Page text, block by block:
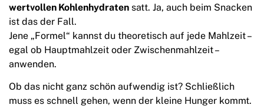
wertvollen Kohlenhydraten satt. Ja, auch beim Snacken
ist das der Fall.
Jene „Formel“ kannst du theoretisch auf jede Mahlzeit –
egal ob Hauptmahlzeit oder Zwischenmahlzeit –
anwenden.
Ob das nicht ganz schön aufwendig ist? Schließlich
muss es schnell gehen, wenn der kleine Hunger kommt.